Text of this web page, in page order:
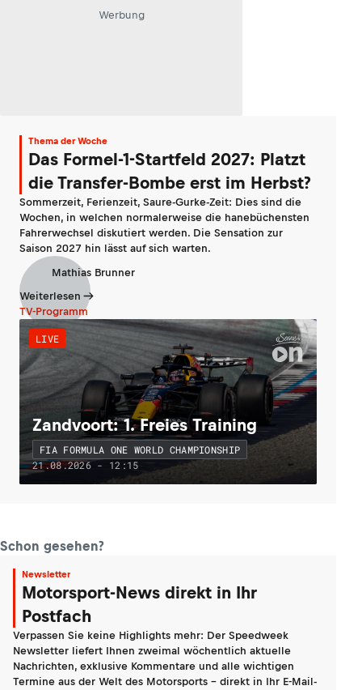
Werbung
Thema der Woche
Das Formel-1-Startfeld 2027: Platzt
die Transfer-Bombe erst im Herbst?
Sommerzeit, Ferienzeit, Saure-Gurke-Zeit: Dies sind die
Wochen, in welchen normalerweise die hanebüchensten
Fahrerwechsel diskutiert werden. Die Sensation zur
Saison 2027 hin lässt auf sich warten.
Mathias Brunner
Weiterlesen
TV-Programm
LIVE
Zandvoort: 1. Freies Training
FIA FORMULA ONE WORLD CHAMPIONSHIP
21.08.2026 - 12:15
Schon gesehen?
Newsletter
Motorsport-News direkt in Ihr
Postfach
Verpassen Sie keine Highlights mehr: Der Speedweek
Newsletter liefert Ihnen zweimal wöchentlich aktuelle
Nachrichten, exklusive Kommentare und alle wichtigen
Termine aus der Welt des Motorsports - direkt in Ihr E-Mail-